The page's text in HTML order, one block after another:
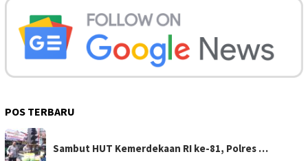
POS TERBARU
Sambut HUT Kemerdekaan RI ke-81, Polres …